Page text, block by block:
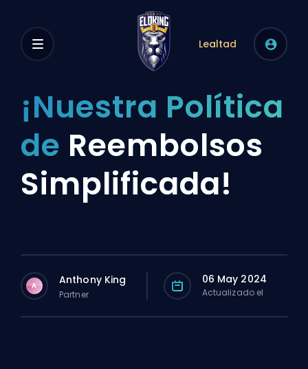
Lealtad
¡Nuestra Política
de Reembolsos
Simplificada!
A Anthony King
Partner
06 May 2024
Actualizado el